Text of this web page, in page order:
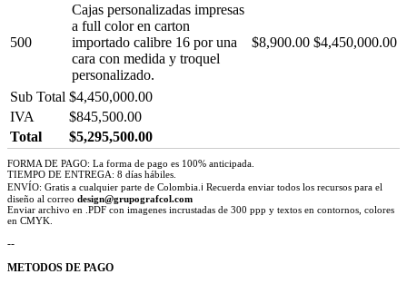
500
Cajas personalizadas impresas
a full color en carton
importado calibre 16 por una
cara con medida y troquel
personalizado.
$8,900.00 $4,450,000.00
Sub Total $4,450,000.00
IVA
$845,500.00
Total
$5,295,500.00
FORMA DE PAGO: La forma de pago es 100% anticipada.
TIEMPO DE ENTREGA: 8 días hábiles.
ENVÍO: Gratis a cualquier parte de Colombia.ℹ Recuerda enviar todos los recursos para el
diseño al correo design@grupografcol.com
Enviar archivo en .PDF con imagenes incrustadas de 300 ppp y textos en contornos, colores
en CMYK.
--
METODOS DE PAGO